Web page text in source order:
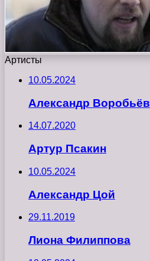
Артисты
10.05.2024
Александр Воробьёв
14.07.2020
Артур Псакин
10.05.2024
Александр Цой
29.11.2019
Лиона Филиппова